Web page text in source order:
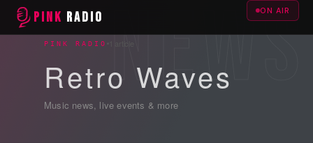
PINK RADIO ON AIR
PINK RADIO
Retro Waves
Music news, live events & more